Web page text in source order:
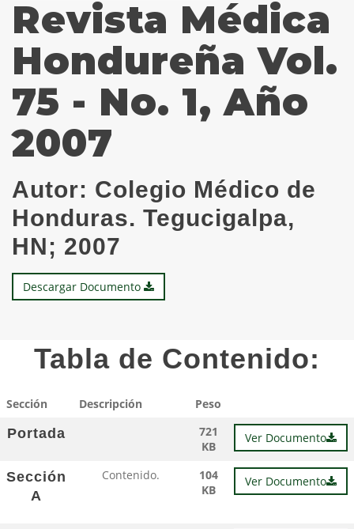
Revista Médica
Hondureña Vol.
75 - No. 1, Año
2007
Autor: Colegio Médico de
Honduras. Tegucigalpa,
HN; 2007
Descargar Documento
Tabla de Contenido:
Sección Descripción Peso
Portada
721
KB
Ver Documento
Sección
A
Contenido.
104
KB
Ver Documento